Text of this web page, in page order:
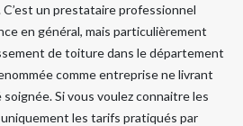
un prestataire professionnel
en général, mais particulièrement
de toiture dans le département
comme entreprise ne livrant
Si vous voulez connaitre les
les tarifs pratiqués par